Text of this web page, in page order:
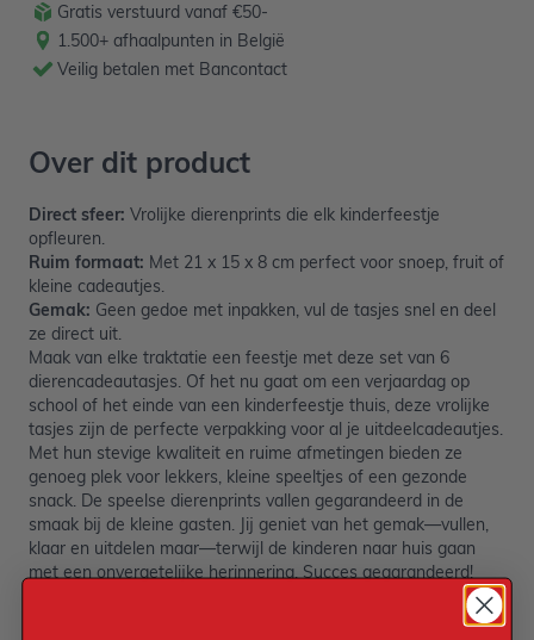
Gratis verstuurd vanaf €50-
1.500+ afhaalpunten in België
Veilig betalen met Bancontact
Over dit product
Direct sfeer: Vrolijke dierenprints die elk kinderfeestje
opfleuren.
Ruim formaat: Met 21 x 15 x 8 cm perfect voor snoep, fruit of
kleine cadeautjes.
Gemak: Geen gedoe met inpakken, vul de tasjes snel en deel
ze direct uit.
Maak van elke traktatie een feestje met deze set van 6
dierencadeautasjes. Of het nu gaat om een verjaardag op
school of het einde van een kinderfeestje thuis, deze vrolijke
tasjes zijn de perfecte verpakking voor al je uitdeelcadeautjes.
Met hun stevige kwaliteit en ruime afmetingen bieden ze
genoeg plek voor lekkers, kleine speeltjes of een gezonde
snack. De speelse dierenprints vallen gegarandeerd in de
smaak bij de kleine gasten. Jij geniet van het gemak—vullen,
klaar en uitdelen maar—terwijl de kinderen naar huis gaan
met een onvergetelijke herinnering. Succes gegarandeerd!